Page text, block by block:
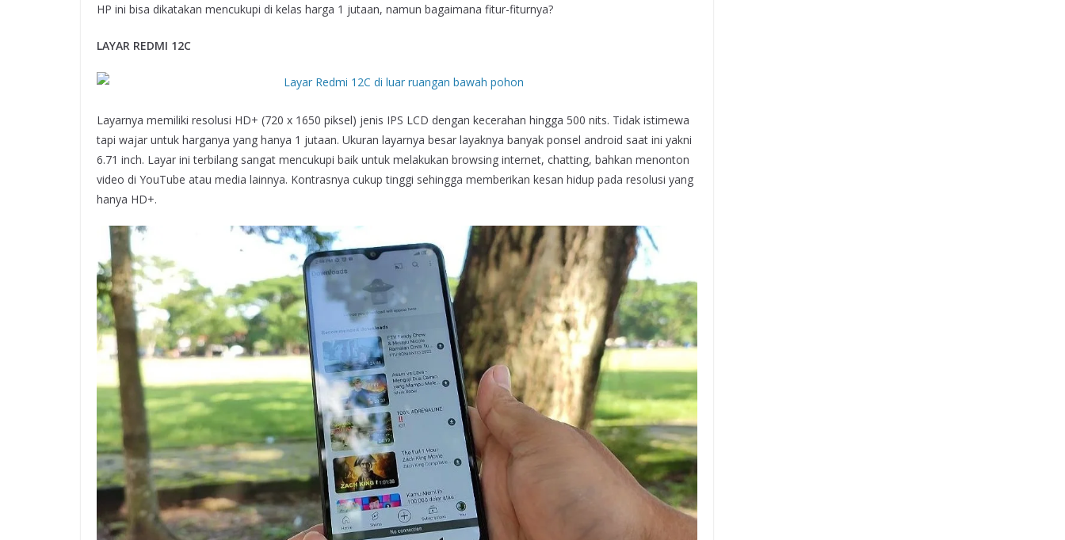
HP ini bisa dikatakan mencukupi di kelas harga 1 jutaan, namun bagaimana fitur-fiturnya?
LAYAR REDMI 12C
Layarnya memiliki resolusi HD+ (720 x 1650 piksel) jenis IPS LCD dengan kecerahan hingga 500 nits. Tidak istimewa
tapi wajar untuk harganya yang hanya 1 jutaan. Ukuran layarnya besar layaknya banyak ponsel android saat ini yakni
6.71 inch. Layar ini terbilang sangat mencukupi baik untuk melakukan browsing internet, chatting, bahkan menonton
video di YouTube atau media lainnya. Kontrasnya cukup tinggi sehingga memberikan kesan hidup pada resolusi yang
hanya HD+.